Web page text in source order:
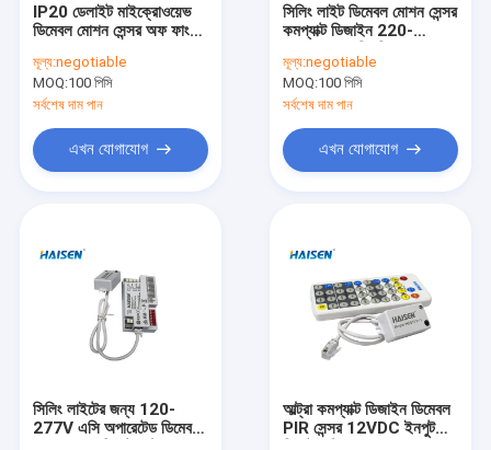
IP20 ডেলাইট মাইক্রোওয়েভ
ডিমেবল মোশন সেন্সর অফ ফাংশন
মূল্য:negotiable
MOQ:100 পিসি
সর্বশেষ দাম পান
এখন যোগাযোগ
সিলিং লাইট ডিমেবল মোশন সেন্সর
কমপ্যাক্ট ডিজাইন 220-
মূল্য:negotiable
MOQ:100 পিসি
সর্বশেষ দাম পান
এখন যোগাযোগ
সিলিং লাইটের জন্য 120-
277V এসি অপারেটেড ডিমেবল
আল্ট্রা কমপ্যাক্ট ডিজাইন ডিমেবল
PIR সেন্সর 12VDC ইনপুট